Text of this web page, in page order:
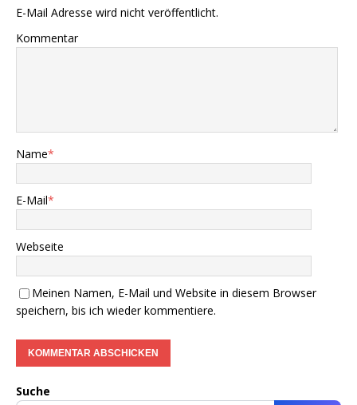
E-Mail Adresse wird nicht veröffentlicht.
Kommentar
Name*
E-Mail*
Webseite
Meinen Namen, E-Mail und Website in diesem Browser
speichern, bis ich wieder kommentiere.
Suche